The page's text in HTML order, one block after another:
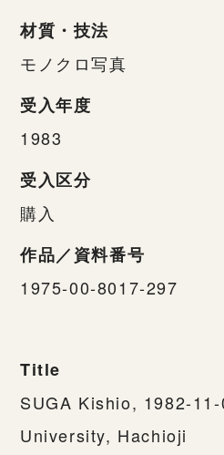
材質・技法
モノクロ写真
受入年度
1983
受入区分
購入
作品／資料番号
1975-00-8017-297
Title
SUGA Kishio, 1982-
University, Hachioji